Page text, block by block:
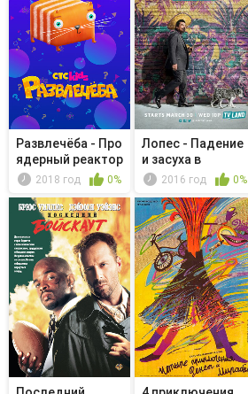
Развлечёба - Про
ядерный реактор
2018 год 0%
Лопес - Падение
и засуха в
Беверли-Хиллз
2016 год 0%